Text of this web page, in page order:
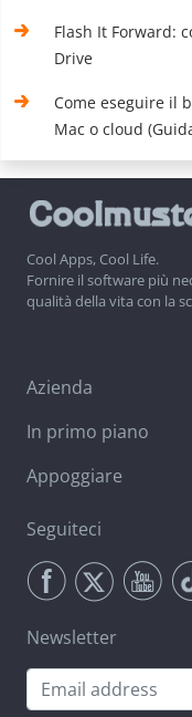
Flash It Forward:
Drive
Come eseguire il
Mac o cloud
Cool Apps, Cool Life.
Fornire il software più
qualità della vita con la
Azienda
In primo piano
Appoggiare
Seguiteci
Newsletter